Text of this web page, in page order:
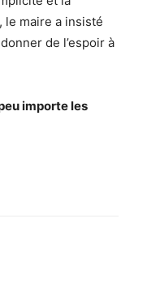
maire a insisté
de l’espoir à
importe les